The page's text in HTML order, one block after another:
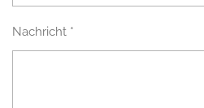
Nachricht *